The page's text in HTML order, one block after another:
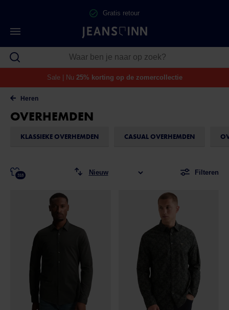
Gratis retour
Sale | Nu 25% korting op de zomercollectie
Heren
OVERHEMDEN
KLASSIEKE OVERHEMDEN CASUAL OVERHEMDEN
Filteren
318